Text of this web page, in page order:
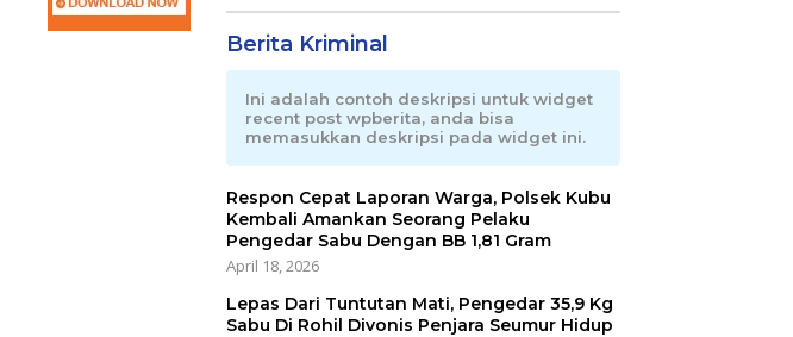
Berita Kriminal
Ini adalah contoh deskripsi untuk widget
recent post wpberita, anda bisa
memasukkan deskripsi pada widget ini.
Respon Cepat Laporan Warga, Polsek Kubu
Kembali Amankan Seorang Pelaku
Pengedar Sabu Dengan BB 1,81 Gram
April 18, 2026
Lepas Dari Tuntutan Mati, Pengedar 35,9 Kg
Sabu Di Rohil Divonis Penjara Seumur Hidup